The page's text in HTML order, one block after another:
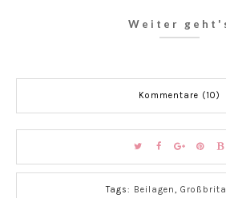
Weiter
Kommentare (10)
Tags: Beilagen,